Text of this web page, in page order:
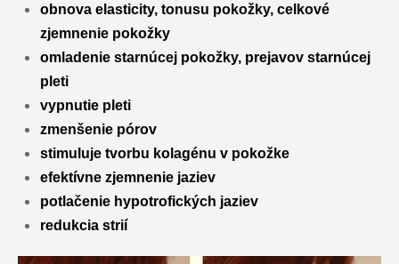
obnova elasticity, tonusu pokožky, celkové
zjemnenie pokožky
omladenie starnúcej pokožky, prejavov starnúcej
pleti
vypnutie pleti
zmenšenie pórov
stimuluje tvorbu kolagénu v pokožke
efektívne zjemnenie jaziev
potlačenie hypotrofických jaziev
redukcia strií